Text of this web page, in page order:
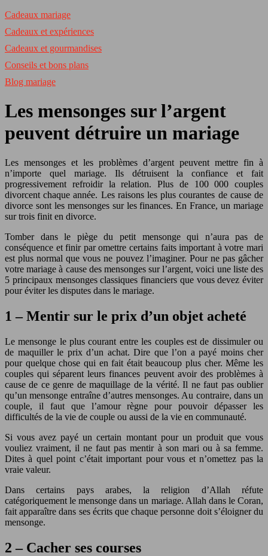
Cadeaux mariage
Cadeaux et expériences
Cadeaux et gourmandises
Conseils et bons plans
Blog mariage
Les mensonges sur l’argent
peuvent détruire un mariage
Les mensonges et les problèmes d’argent peuvent mettre fin à
n’importe quel mariage. Ils détruisent la confiance et fait
progressivement refroidir la relation. Plus de 100 000 couples
divorcent chaque année. Les raisons les plus courantes de cause de
divorce sont les mensonges sur les finances. En France, un mariage
sur trois finit en divorce.
Tomber dans le piège du petit mensonge qui n’aura pas de
conséquence et finir par omettre certains faits important à votre mari
est plus normal que vous ne pouvez l’imaginer. Pour ne pas gâcher
votre mariage à cause des mensonges sur l’argent, voici une liste des
5 principaux mensonges classiques financiers que vous devez éviter
pour éviter les disputes dans le mariage.
1 – Mentir sur le prix d’un objet acheté
Le mensonge le plus courant entre les couples est de dissimuler ou
de maquiller le prix d’un achat. Dire que l’on a payé moins cher
pour quelque chose qui en fait était beaucoup plus cher. Même les
couples qui séparent leurs finances peuvent avoir des problèmes à
cause de ce genre de maquillage de la vérité. Il ne faut pas oublier
qu’un mensonge entraîne d’autres mensonges. Au contraire, dans un
couple, il faut que l’amour règne pour pouvoir dépasser les
difficultés de la vie de couple ou aussi de la vie en communauté.
Si vous avez payé un certain montant pour un produit que vous
vouliez vraiment, il ne faut pas mentir à son mari ou à sa femme.
Dites à quel point c’était important pour vous et n’omettez pas la
vraie valeur.
Dans certains pays arabes, la religion d’Allah réfute
catégoriquement le mensonge dans un mariage. Allah dans le Coran,
fait apparaître dans ses écrits que chaque personne doit s’éloigner du
mensonge.
2 – Cacher ses courses